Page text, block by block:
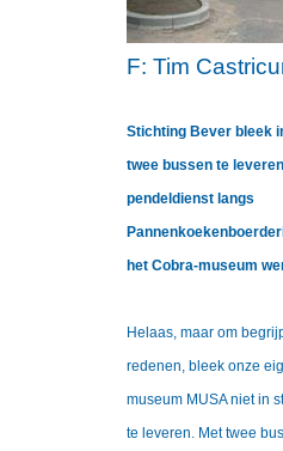
F: Tim
Stichting Bever bleek
twee bussen te
pendeldienst langs
het Cobra-museum
Helaas, maar om
redenen, bleek onze
museum MUSA niet in
te leveren. Met twee